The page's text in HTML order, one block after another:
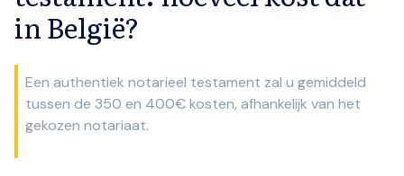
in België?
Een authentiek notarieel testament zal u gemiddeld
tussen de 350 en 400€ kosten, afhankelijk van het
gekozen notariaat.